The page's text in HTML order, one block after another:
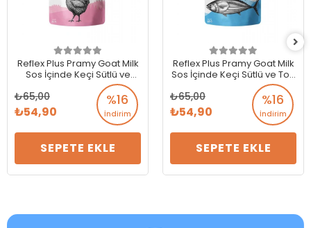
Reflex Plus Pramy Goat Milk
Sos İçinde Keçi Sütlü ve
Tavuklu Kedi Konservesi 60
%16
İndirim
65,00
54,90
SEPETE EKLE
Reflex Plus Pramy Goat Milk
Sos İçinde Keçi Sütlü ve Ton
Balıklı Kedi Konservesi 60 Gr
%16
İndirim
65,00
54,90
SEPETE EKLE